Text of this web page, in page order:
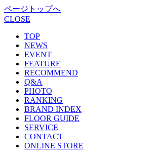
ページトップへ
CLOSE
TOP
NEWS
EVENT
FEATURE
RECOMMEND
Q&A
PHOTO
RANKING
BRAND INDEX
FLOOR GUIDE
SERVICE
CONTACT
ONLINE STORE